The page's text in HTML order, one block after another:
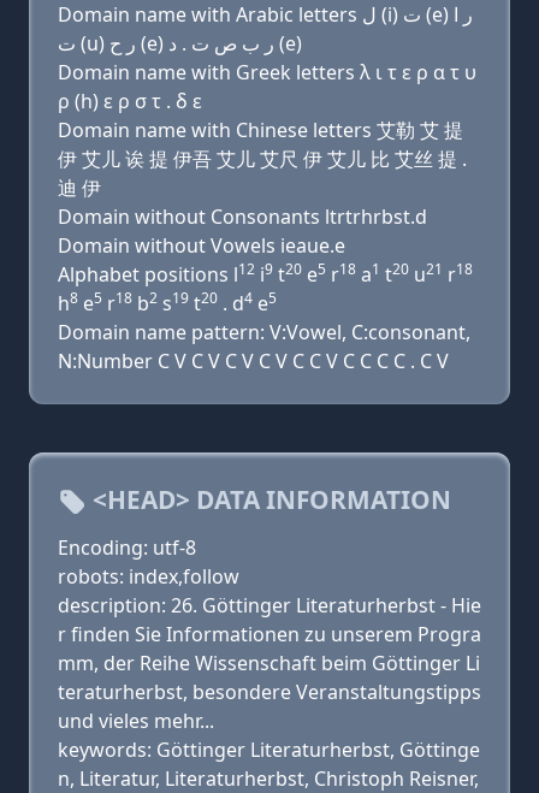
Domain name with Arabic letters ﻝ (i) ﺕ (e) ﺭ ﺍ
ﺕ (u) ﺭ ﺡ (e) ﺭ ﺏ ﺹ ﺕ . ﺩ (e)
Domain name with Greek letters λ ι τ ε ρ α τ υ
ρ (h) ε ρ σ τ . δ ε
Domain name with Chinese letters 艾勒 艾 提
伊 艾儿 诶 提 伊吾 艾儿 艾尺 伊 艾儿 比 艾丝 提 .
迪 伊
Domain without Consonants ltrtrhrbst.d
Domain without Vowels ieaue.e
Alphabet positions l12 i9 t20 e5 r18 a1 t20 u21 r18
h8 e5 r18 b2 s19 t20 . d4 e5
Domain name pattern: V:Vowel, C:consonant,
N:Number C V C V C V C V C C V C C C C . C V
<HEAD> DATA INFORMATION
Encoding: utf-8
robots: index,follow
description: 26. Göttinger Literaturherbst - Hie
r finden Sie Informationen zu unserem Progra
mm, der Reihe Wissenschaft beim Göttinger Li
teraturherbst, besondere Veranstaltungstipps
und vieles mehr...
keywords: Göttinger Literaturherbst, Göttinge
n, Literatur, Literaturherbst, Christoph Reisner,